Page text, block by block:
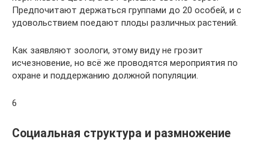
Предпочитают держаться группами до 20 особей, и с
удовольствием поедают плоды различных растений.
Как заявляют зоологи, этому виду не грозит
исчезновение, но всё же проводятся мероприятия по
охране и поддержанию должной популяции.
6
Социальная структура и размножение